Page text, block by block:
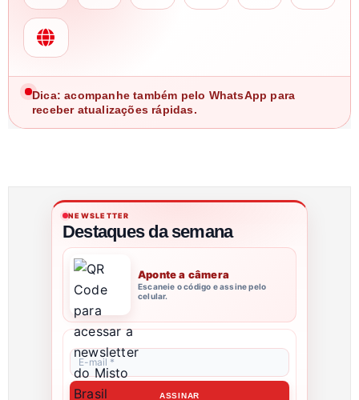
Dica: acompanhe também pelo WhatsApp para
receber atualizações rápidas.
NEWSLETTER
Destaques da semana
Aponte a câmera
Escaneie o código e assine pelo
celular.